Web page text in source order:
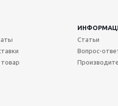
товар
Статьи
Вопрос-